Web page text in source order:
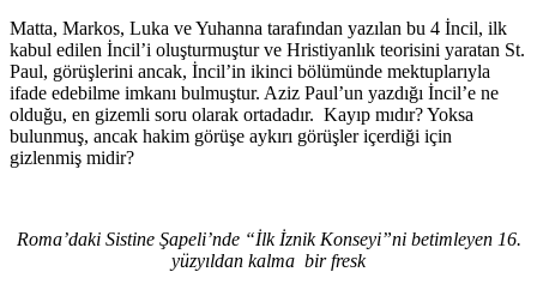
Matta, Markos, Luka ve Yuhanna tarafından yazılan bu 4 İncil, ilk
kabul edilen İncil’i oluşturmuştur ve Hristiyanlık teorisini yaratan St.
Paul, görüşlerini ancak, İncil’in ikinci bölümünde mektuplarıyla
ifade edebilme imkanı bulmuştur. Aziz Paul’un yazdığı İncil’e ne
olduğu, en gizemli soru olarak ortadadır. Kayıp mıdır? Yoksa
bulunmuş, ancak hakim görüşe aykırı görüşler içerdiği için
gizlenmiş midir?
Roma’daki Sistine Şapeli’nde “İlk İznik Konseyi”ni betimleyen 16.
yüzyıldan kalma bir fresk